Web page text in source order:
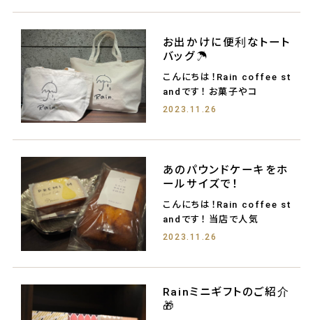
お出かけに便利なトート
バッグ☂️
こんにちは！Rain coffee st
andです！ お菓子やコ
2023.11.26
あのパウンドケーキをホ
ールサイズで！
こんにちは！Rain coffee st
andです！ 当店で人気
2023.11.26
Rainミニギフトのご紹介
🎁